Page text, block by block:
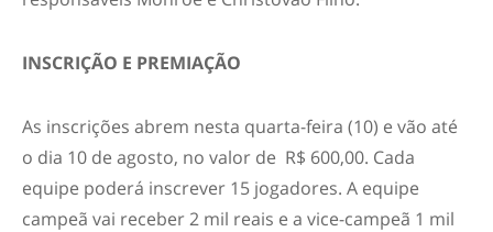
INSCRIÇÃO E PREMIAÇÃO
As inscrições abrem nesta quarta-feira (10) e vão até
o dia 10 de agosto, no valor de R$ 600,00. Cada
equipe poderá inscrever 15 jogadores. A equipe
campeã vai receber 2 mil reais e a vice-campeã 1 mil